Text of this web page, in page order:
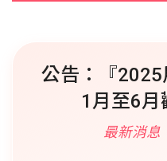
公告：『2025
1月至6月
最新消息